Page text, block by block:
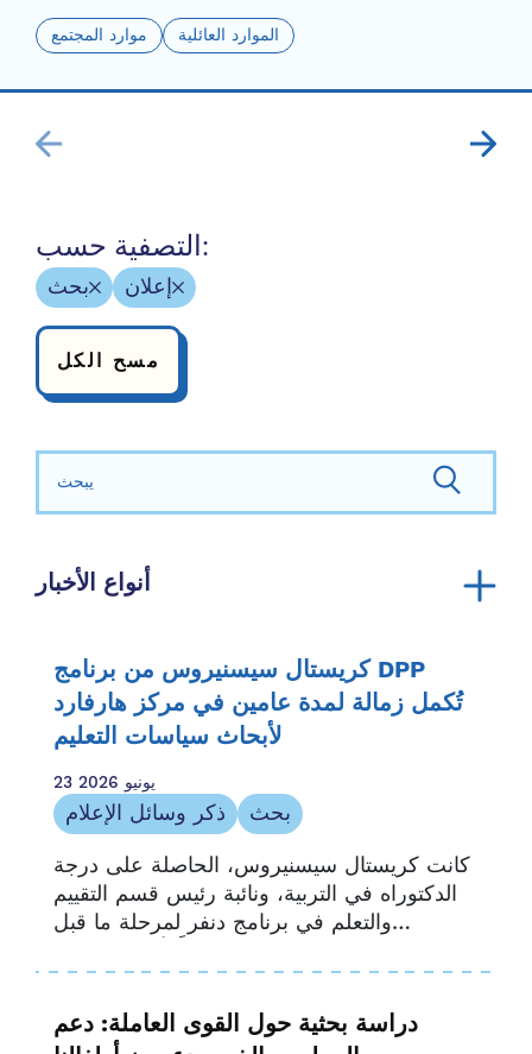
موارد المجتمع الموارد العائلية
التصفية حسب:
بحث إعلان
مسح الكل
بحث عن:
أنواع الأخبار
التقرير السنوي
موارد المجتمع
الموارد العائلية
قصص عائلية
ذكر وسائل الإعلام
النشرة الإخبارية
الفرصة والوصول
بيان صحفي
موارد مقدم الخدمة
قصص مقدمي الخدمة
بحث
يو بي كيه كولورادو
كريستال سيسنيروس من برنامج DPP
تُكمل زمالة لمدة عامين في مركز هارفارد
لأبحاث سياسات التعليم
23 يونيو 2026
ذكر وسائل الإعلام
بحث
كانت كريستال سيسنيروس، الحاصلة على درجة
الدكتوراه في التربية، ونائبة رئيس قسم التقييم
والتعلم في برنامج دنفر لمرحلة ما قبل
مشروع البيانات الاستراتيجية (SDP) التابع لمركز
أبحاث سياسات التعليم بجامعة هارفارد،...
دراسة بحثية حول القوى العاملة: دعم